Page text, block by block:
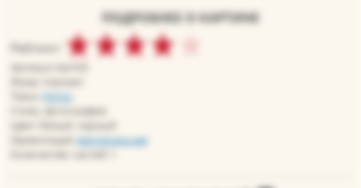
ПОДРОБНЕЕ О КАРТИНЕ
Рейтинг:
Артикул: bw103
Ретро
Стиль: фотография
Цвет: белый, черный
Ориентация:вертикальная